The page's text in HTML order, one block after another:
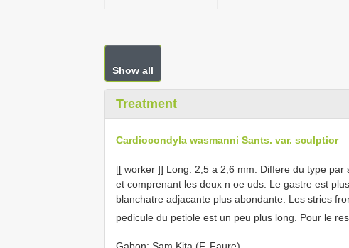
Show all
Treatment
Cardiocondyla wasmanni Sants. var. sculptior
[[ worker ]] Long: 2,5 a 2,6 mm. Differe du type
et comprenant les deux n oe uds. Le gastre est
blanchatre adjacante plus abondante. Les stries
pedicule du petiole est un peu plus long. Pour le